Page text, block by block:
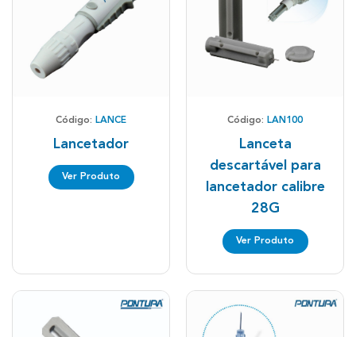
Código: LANCE
Lancetador
Ver Produto
Código: LAN100
Lanceta
descartável para
lancetador calibre
28G
Ver Produto